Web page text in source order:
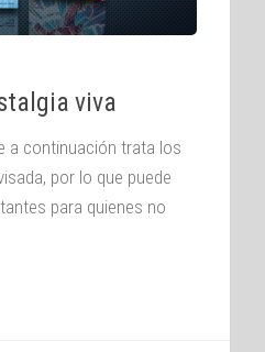
viva
a continuación trata los
por lo que puede
para quienes no